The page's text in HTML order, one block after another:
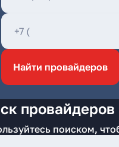
Найти провайдеров
поиском,